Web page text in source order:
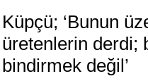
Küpçü; ‘Bunun
üretenlerin derdi;
bindirmek değil’